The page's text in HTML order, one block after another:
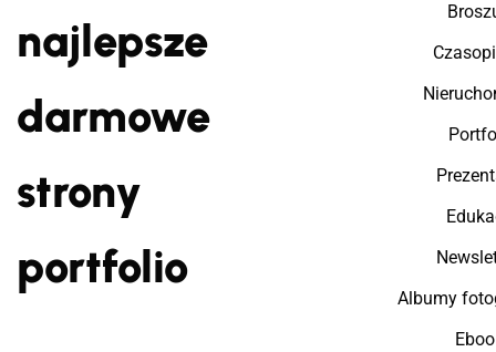
najlepsze
darmowe
strony
portfolio
Albumy